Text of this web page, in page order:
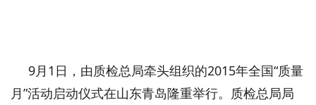
9月1日，由质检总局牵头组织的2015年全国“质量
月”活动启动仪式在山东青岛隆重举行。质检总局局